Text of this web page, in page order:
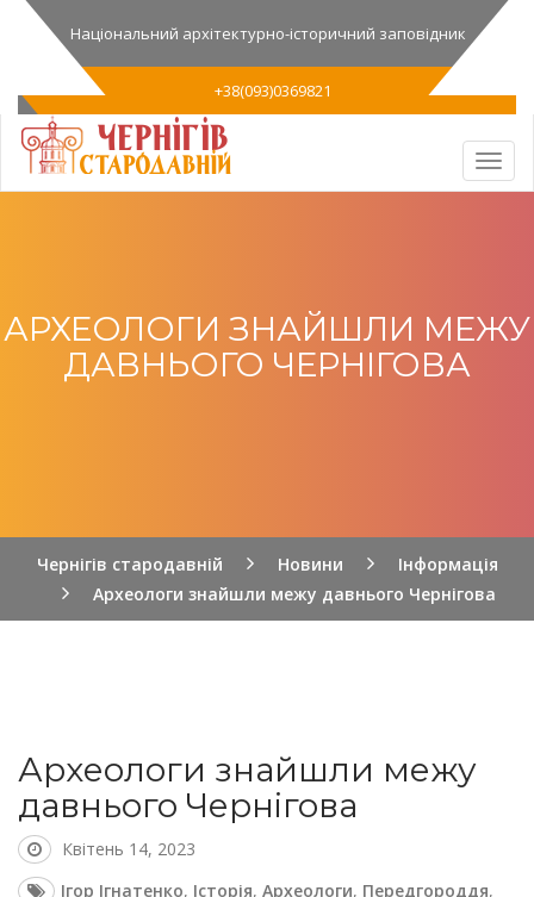
Національний архітектурно-історичний заповідник
+38(093)0369821
АРХЕОЛОГИ ЗНАЙШЛИ МЕЖУ
ДАВНЬОГО ЧЕРНІГОВА
Чернігів стародавній Новини
Інформація
Археологи знайшли межу давнього Чернігова
Археологи знайшли межу
давнього Чернігова
Квітень 14, 2023
Ігор Ігнатенко, Історія, Археологи, Передгороддя,